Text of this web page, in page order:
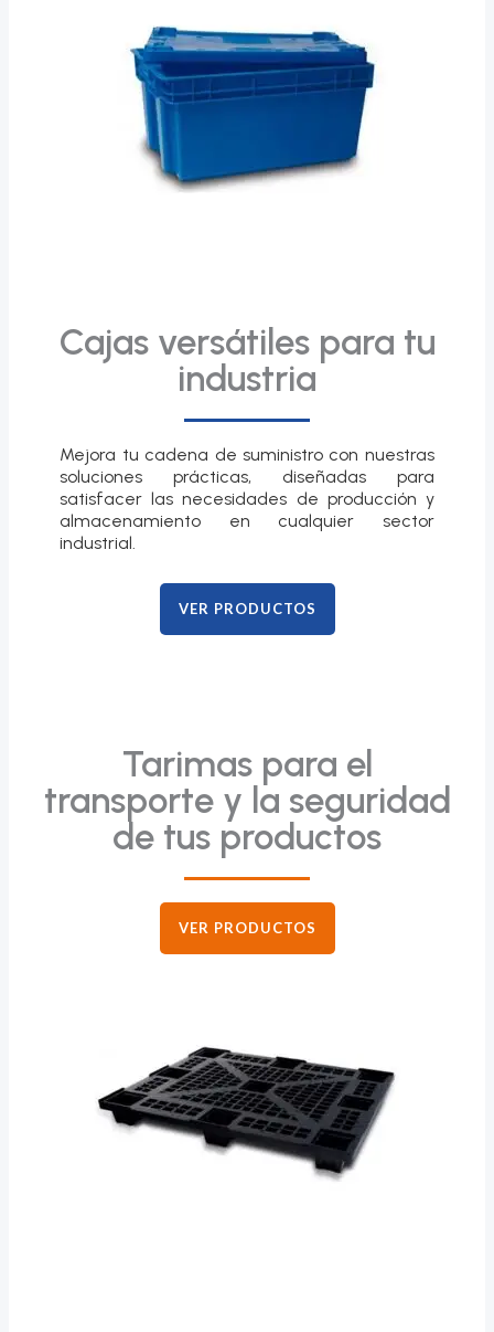
Cajas versátiles para tu
industria
Mejora tu cadena de suministro con nuestras
soluciones prácticas, diseñadas para
satisfacer las necesidades de producción y
almacenamiento en cualquier sector
industrial.
VER PRODUCTOS
Tarimas para el
transporte y la seguridad
de tus productos
VER PRODUCTOS